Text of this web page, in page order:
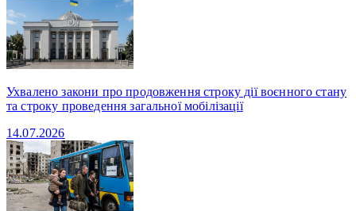
Ухвалено закони про продовження строку дії воєнного стану
та строку проведення загальної мобілізації
14.07.2026